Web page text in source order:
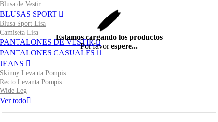
Blusa de Vestir
BLUSAS SPORT
Blusa Sport Lisa
Camiseta Lisa
PANTALONES DE VESTIR
PANTALONES CASUALES
JEANS
Skinny Levanta Pompis
Recto Levanta Pompis
Wide Leg
Ver todo
Estamos cargando los productos
Por favorespere...